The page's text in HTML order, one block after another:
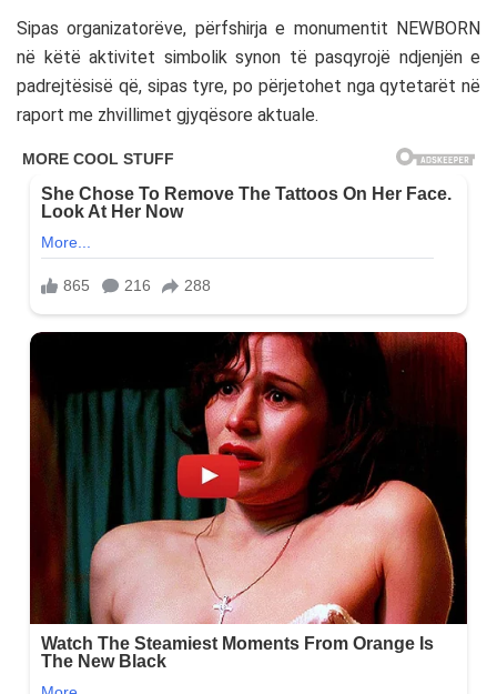
Sipas organizatorëve, përfshirja e monumentit NEWBORN
në këtë aktivitet simbolik synon të pasqyrojë ndjenjën e
padrejtësisë që, sipas tyre, po përjetohet nga qytetarët në
raport me zhvillimet gjyqësore aktuale.